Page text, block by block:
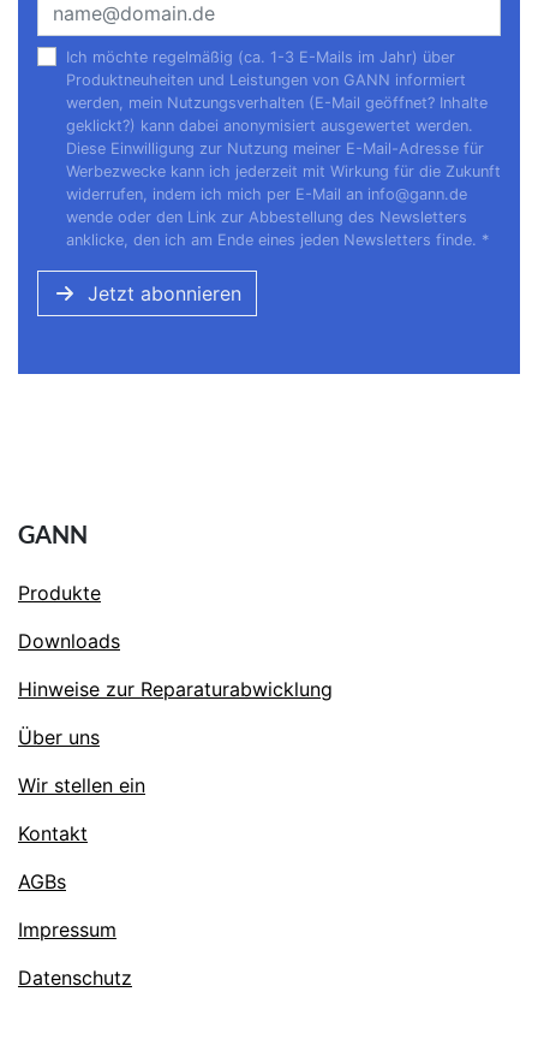
Ich möchte regelmäßig (ca. 1-3 E-Mails im Jahr) über
Produktneuheiten und Leistungen von GANN informiert
werden, mein Nutzungsverhalten (E-Mail geöffnet? Inhalte
geklickt?) kann dabei anonymisiert ausgewertet werden.
Diese Einwilligung zur Nutzung meiner E-Mail-Adresse für
Werbezwecke kann ich jederzeit mit Wirkung für die Zukunft
widerrufen, indem ich mich per E-Mail an info@gann.de
wende oder den Link zur Abbestellung des Newsletters
anklicke, den ich am Ende eines jeden Newsletters finde. *
Jetzt abonnieren
GANN
Produkte
Downloads
Hinweise zur Reparaturabwicklung
Über uns
Wir stellen ein
Kontakt
AGBs
Impressum
Datenschutz